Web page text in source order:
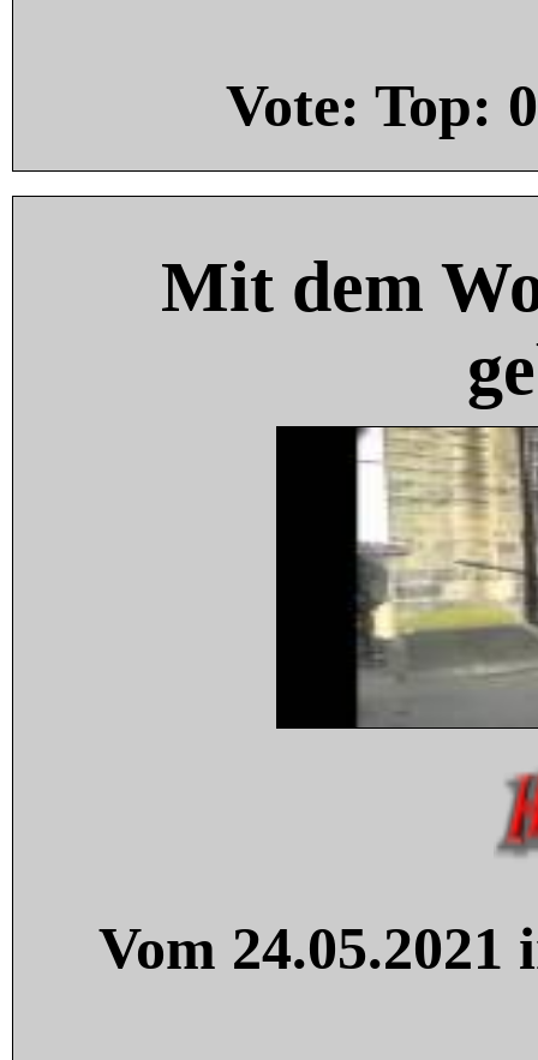
Vote: Top: 0
Mit dem
Vom